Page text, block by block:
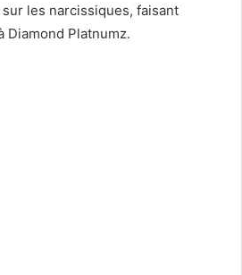
les narcissiques, faisant
Diamond Platnumz.